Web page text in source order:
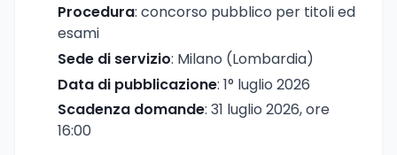
Procedura: concorso pubblico per titoli ed
esami
Sede di servizio: Milano (Lombardia)
Data di pubblicazione: 1° luglio 2026
Scadenza domande: 31 luglio 2026, ore
16:00